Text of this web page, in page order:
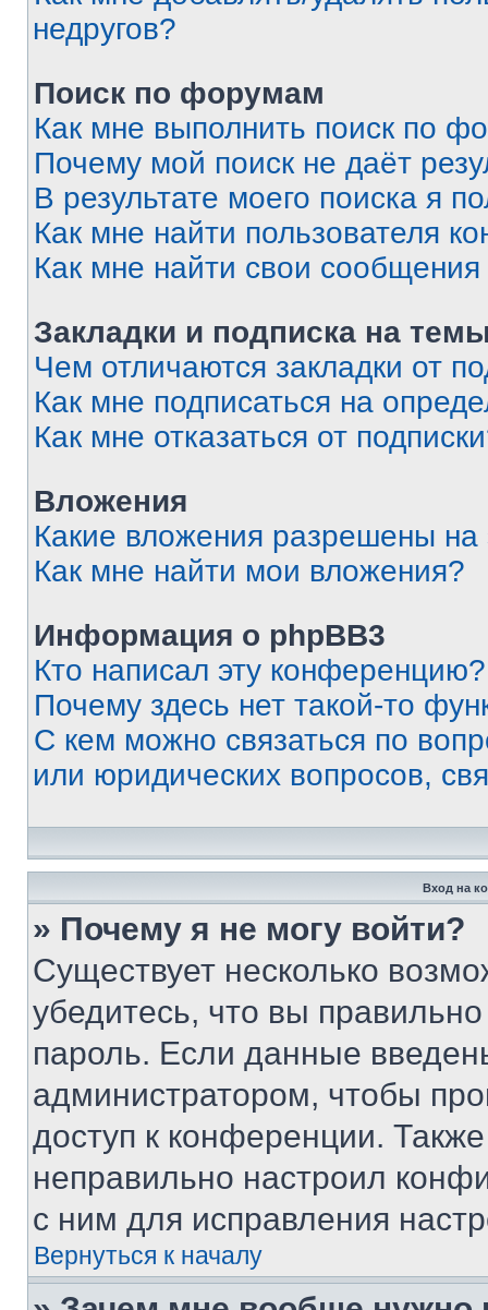
недругов?
Поиск по форумам
Как мне выполнить поиск по
Почему мой поиск не даёт
В результате моего поиска я
Как мне найти пользователя
Как мне найти свои
Закладки и подписка на
Чем отличаются закладки от
Как мне подписаться на
Как мне отказаться от
Вложения
Какие вложения разрешены
Как мне найти мои вложения?
Информация о phpBB3
Кто написал эту конференцию?
Почему здесь нет такой-то
С кем можно связаться по
или юридических вопросов,
Вход на
» Почему я не могу войти?
Существует несколько
убедитесь, что вы
пароль. Если данные
администратором, чтобы
доступ к конференции.
неправильно настроил
с ним для исправления
Вернуться к началу